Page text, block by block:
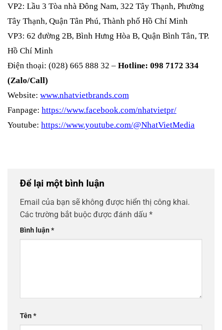
VP2: Lầu 3 Tòa nhà Đông Nam, 322 Tây Thạnh, Phường
Tây Thạnh, Quận Tân Phú, Thành phố Hồ Chí Minh
VP3: 62 đường 2B, Bình Hưng Hòa B, Quận Bình Tân, TP.
Hồ Chí Minh
Điện thoại: (028) 665 888 32 – Hotline: 098 7172 334
(Zalo/Call)
Website: www.nhatvietbrands.com
Fanpage: https://www.facebook.com/nhatvietpr/
Youtube: https://www.youtube.com/@NhatVietMedia
Để lại một bình luận
Email của bạn sẽ không được hiển thị công khai.
Các trường bắt buộc được đánh dấu *
Bình luận*
Tên*